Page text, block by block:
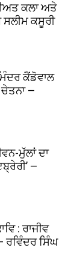
ਕਲਾ ਅਤੇ
ਸਲੀਮ ਕਸੂਰੀ
ਕੈਂਡੋਵਾਲ
ਚੇਤਨਾ —
ਮੁੱਲਾਂ ਦਾ
—
: ਰਾਜੀਵ
ਰਵਿੰਦਰ ਸਿੰਘ